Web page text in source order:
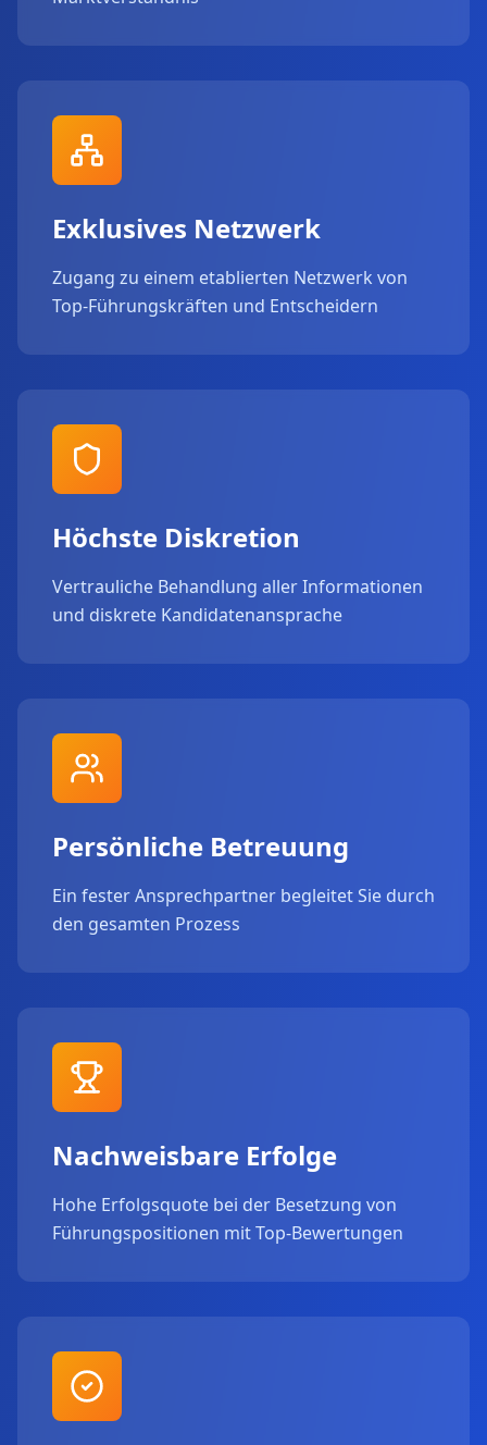
Exklusives Netzwerk
Zugang zu einem etablierten Netzwerk von
Top-Führungskräften und Entscheidern
Höchste Diskretion
Vertrauliche Behandlung aller Informationen
und diskrete Kandidatenansprache
Persönliche Betreuung
Ein fester Ansprechpartner begleitet Sie durch
den gesamten Prozess
Nachweisbare Erfolge
Hohe Erfolgsquote bei der Besetzung von
Führungspositionen mit Top-Bewertungen